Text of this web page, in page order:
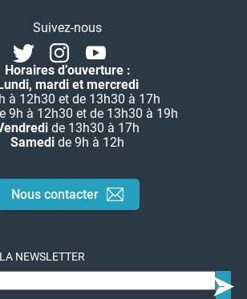
Suivez-nous
TwitterInstagramYoutube
Horaires d’ouverture :
mardi et mercredi
à 12h30 et de 13h30 à 17h
9h à 12h30 et de 13h30 à 19h
de 13h30 à 17h
Samedi de 9h à 12h
Nous contacter
NEWSLETTER